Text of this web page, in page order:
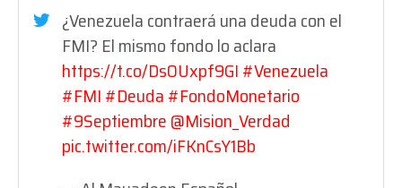
¿Venezuela contraerá una deuda con el
FMI? El mismo fondo lo aclara
https://t.co/DsOUxpf9GI#Venezuela
#FMI#Deuda#FondoMonetario
#9Septiembre@Mision_Verdad
pic.twitter.com/iFKnCsY1Bb